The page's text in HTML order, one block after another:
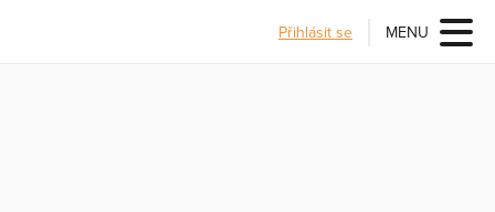
Přihlásit se MENU